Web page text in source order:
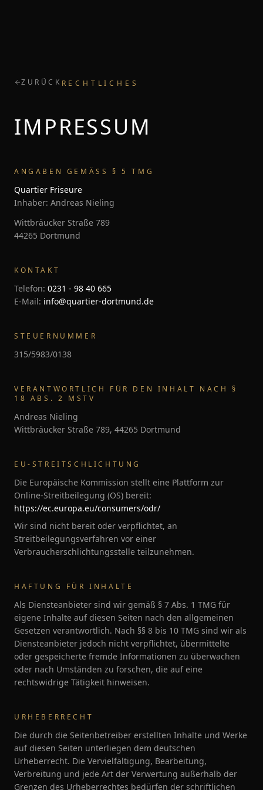
ZURÜCK RECHTLICHES
IMPRESSUM
ANGABEN GEMÄSS § 5 TMG
Quartier Friseure
Inhaber: Andreas Nieling
Wittbräucker Straße 789
44265 Dortmund
KONTAKT
Telefon: 0231 - 98 40 665
E-Mail: info@quartier-dortmund.de
STEUERNUMMER
315/5983/0138
VERANTWORTLICH FÜR DEN INHALT NACH §
18 ABS. 2 MSTV
Andreas Nieling
Wittbräucker Straße 789, 44265 Dortmund
EU-STREITSCHLICHTUNG
Die Europäische Kommission stellt eine Plattform zur
Online-Streitbeilegung (OS) bereit:
https://ec.europa.eu/consumers/odr/
Wir sind nicht bereit oder verpflichtet, an
Streitbeilegungsverfahren vor einer
Verbraucherschlichtungsstelle teilzunehmen.
HAFTUNG FÜR INHALTE
Als Diensteanbieter sind wir gemäß § 7 Abs. 1 TMG für
eigene Inhalte auf diesen Seiten nach den allgemeinen
Gesetzen verantwortlich. Nach §§ 8 bis 10 TMG sind wir als
Diensteanbieter jedoch nicht verpflichtet, übermittelte
oder gespeicherte fremde Informationen zu überwachen
oder nach Umständen zu forschen, die auf eine
rechtswidrige Tätigkeit hinweisen.
URHEBERRECHT
Die durch die Seitenbetreiber erstellten Inhalte und Werke
auf diesen Seiten unterliegen dem deutschen
Urheberrecht. Die Vervielfältigung, Bearbeitung,
Verbreitung und jede Art der Verwertung außerhalb der
Grenzen des Urheberrechtes bedürfen der schriftlichen